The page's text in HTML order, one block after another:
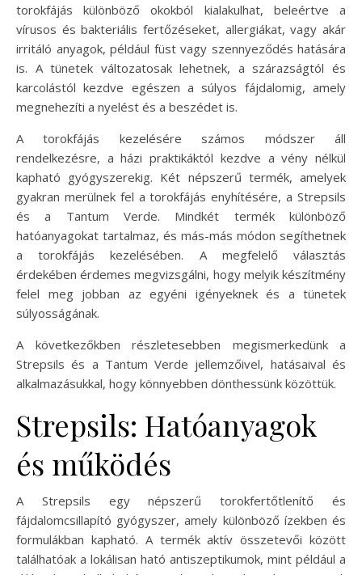
torokfájás különböző okokból kialakulhat, beleértve a
vírusos és bakteriális fertőzéseket, allergiákat, vagy akár
irritáló anyagok, például füst vagy szennyeződés hatására
is. A tünetek változatosak lehetnek, a szárazságtól és
karcolástól kezdve egészen a súlyos fájdalomig, amely
megnehezíti a nyelést és a beszédet is.
A torokfájás kezelésére számos módszer áll
rendelkezésre, a házi praktikáktól kezdve a vény nélkül
kapható gyógyszerekig. Két népszerű termék, amelyek
gyakran merülnek fel a torokfájás enyhítésére, a Strepsils
és a Tantum Verde. Mindkét termék különböző
hatóanyagokat tartalmaz, és más-más módon segíthetnek
a torokfájás kezelésében. A megfelelő választás
érdekében érdemes megvizsgálni, hogy melyik készítmény
felel meg jobban az egyéni igényeknek és a tünetek
súlyosságának.
A következőkben részletesebben megismerkedünk a
Strepsils és a Tantum Verde jellemzőivel, hatásaival és
alkalmazásukkal, hogy könnyebben dönthessünk közöttük.
Strepsils: Hatóanyagok
és működés
A Strepsils egy népszerű torokfertőtlenítő és
fájdalomcsillapító gyógyszer, amely különböző ízekben és
formulákban kapható. A termék aktív összetevői között
találhatóak a lokálisan ható antiszeptikumok, mint például a